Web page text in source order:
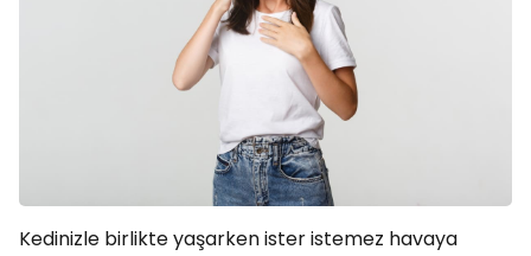
Kedinizle birlikte yaşarken ister istemez havaya